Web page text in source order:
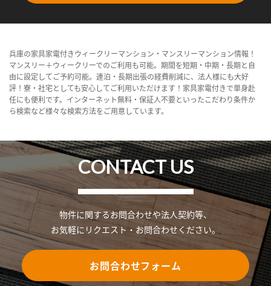
兵庫の家具家電付きウィークリーマンション・マンスリーマンション情報！
マンスリー＋ウィークリーでのご利用も可能。期間を短期・中期・長期と自
由に設定してご予約可能。連泊・長期出張の経費削減に、法人様にも大好
評！寮・社宅としても安心してご利用いただけます！家具家電付きで単身赴
任にも便利です。インターネット無料・保証人不要といったこだわり条件か
ら検索など様々な検索方法をご用意しています。
CONTACT US
物件に関するお問合わせや法人契約等、
お気軽にリクエスト・お問合わせください。
お問合わせフォーム